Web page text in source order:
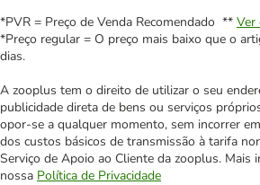
*PVR = Preço de Venda Recomendado ** Ver
*Preço regular = O preço mais baixo que o
dias.
A zooplus tem o direito de utilizar o seu
publicidade direta de bens ou serviços
opor-se a qualquer momento, sem incorrer
dos custos básicos de transmissão à tarifa
Serviço de Apoio ao Cliente da zooplus. Mais
nossa Política de Privacidade